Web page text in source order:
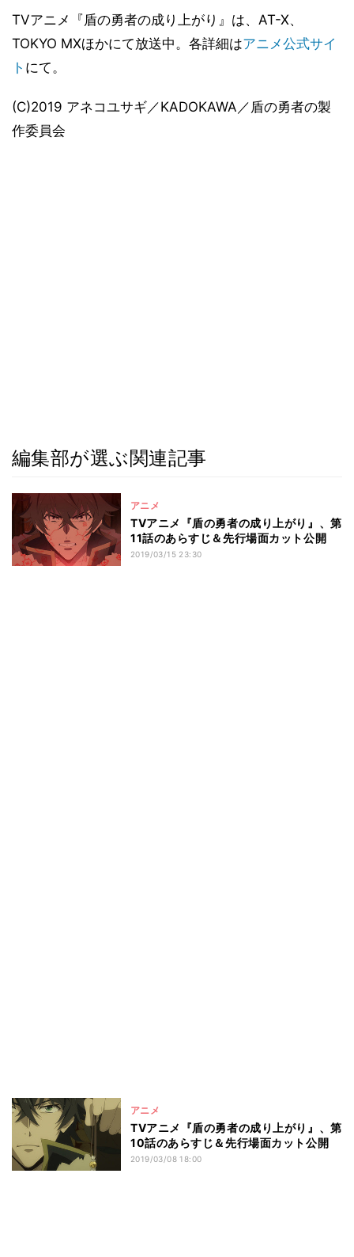
TVアニメ『盾の勇者の成り上がり』は、AT-X、
TOKYO MXほかにて放送中。各詳細はアニメ公式サイ
ト にて。
(C)2019 アネコユサギ／KADOKAWA／盾の勇者の製
作委員会
編集部が選ぶ関連記事
アニメ
TVアニメ『盾の勇者の成り上がり』、第
11話のあらすじ＆先行場面カット公開
2019/03/15 23:30
アニメ
TVアニメ『盾の勇者の成り上がり』、第
10話のあらすじ＆先行場面カット公開
2019/03/08 18:00